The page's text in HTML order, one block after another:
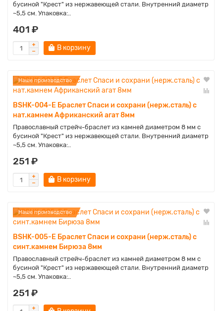
бусиной "Крест" из нержавеющей стали. Внутренний диаметр
~5,5 см. Упаковка:..
401 ₽
В корзину
Наше производство
BSHK-004-E Браслет Спаси и сохрани (нерж.сталь) с
нат.камнем Африканский агат 8мм
Православный стрейч-браслет из камней диаметром 8 мм с
бусиной "Крест" из нержавеющей стали. Внутренний диаметр
~5,5 см. Упаковка:..
251 ₽
В корзину
Наше производство
BSHK-005-E Браслет Спаси и сохрани (нерж.сталь) с
синт.камнем Бирюза 8мм
Православный стрейч-браслет из камней диаметром 8 мм с
бусиной "Крест" из нержавеющей стали. Внутренний диаметр
~5,5 см. Упаковка:..
251 ₽